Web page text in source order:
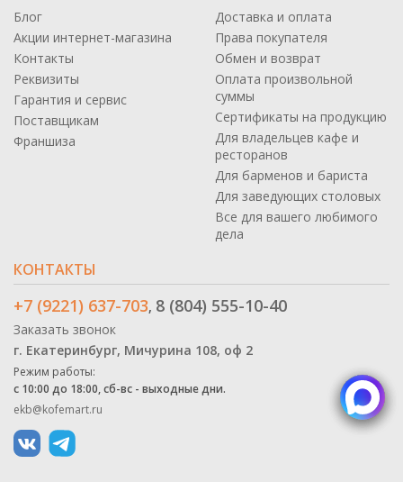
Блог
Акции интернет-магазина
Контакты
Реквизиты
Гарантия и сервис
Поставщикам
Франшиза
Доставка и оплата
Права покупателя
Обмен и возврат
Оплата произвольной
суммы
Сертификаты на продукцию
Для владельцев кафе и
ресторанов
Для барменов и бариста
Для заведующих столовых
Все для вашего любимого
дела
КОНТАКТЫ
+7 (9221) 637-703, 8 (804) 555-10-40
Заказать звонок
г. Екатеринбург, Мичурина 108, оф 2
Режим работы:
с 10:00 до 18:00, сб-вс - выходные дни.
ekb@kofemart.ru